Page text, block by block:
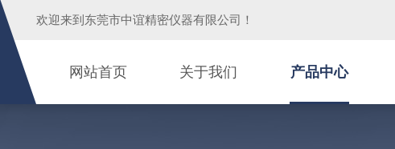
欢迎来到 东莞市中谊精密仪器有限公司 ！
网站首页 关于我们 产品中心